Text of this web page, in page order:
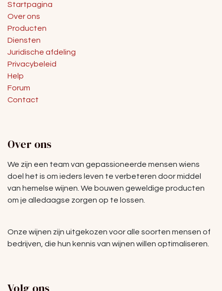
Startpagina
Over ons
Producten
Diensten
Juridische afdeling
Privacybeleid
Help
Forum
Contact
Over ons
We zijn een team van gepassioneerde mensen wiens
doel het is om ieders leven te verbeteren door middel
van hemelse wijnen. We bouwen geweldige producten
om je alledaagse zorgen op te lossen.
Onze wijnen zijn uitgekozen voor alle soorten mensen of
bedrijven, die hun kennis van wijnen willen optimaliseren.